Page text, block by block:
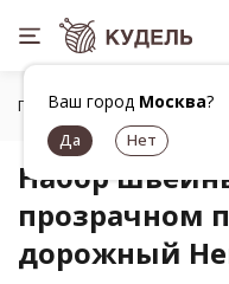
Ваш город Москва?
Главная Шитье
Набор
прозрачном
дорожный